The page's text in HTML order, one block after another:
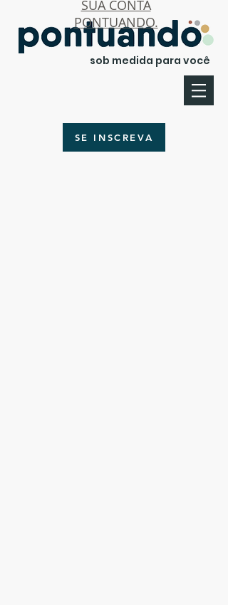
sob medida para você
SE INSCREVA
SUA CONTA
PONTUANDO.